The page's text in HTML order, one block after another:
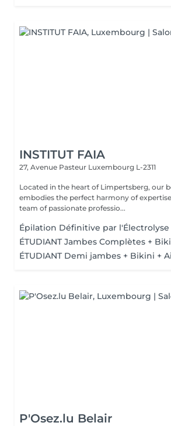
INSTITUT FAIA
27, Avenue Pasteur Luxembourg L-2311
Located in the heart of Limpertsberg, our
embodies the perfect harmony of expertise
team of passionate professio...
Épilation Définitive par l'Électrolyse
ÉTUDIANT Jambes Complètes +
ÉTUDIANT Demi jambes + Bikini +
P'Osez.lu Belair